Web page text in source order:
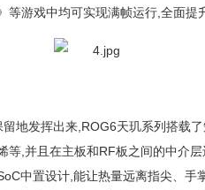
游戏中均可实现满帧运行,全面提
地发挥出来,ROG6天玑系列搭载
等,并且在主板和RF板之间的中介
中置设计,能让热量远离指尖、手